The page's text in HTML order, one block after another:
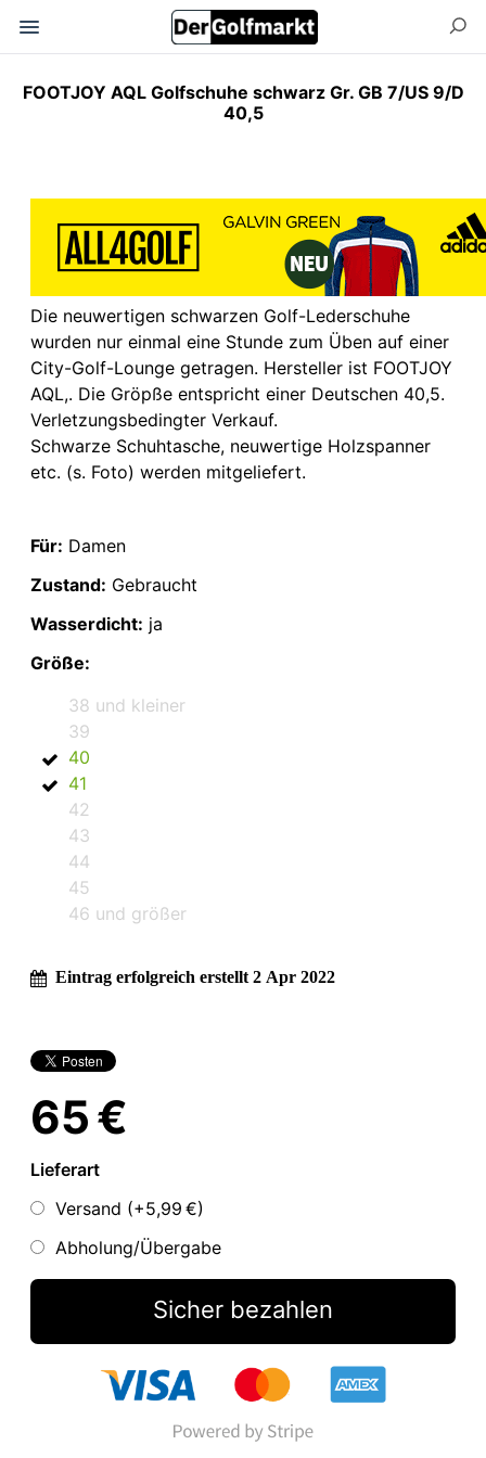
FOOTJOY AQL Golfschuhe schwarz Gr. GB 7/US 9/D
40,5
Die neuwertigen schwarzen Golf-Lederschuhe
wurden nur einmal eine Stunde zum Üben auf einer
City-Golf-Lounge getragen. Hersteller ist FOOTJOY
AQL,. Die Gröpße entspricht einer Deutschen 40,5.
Verletzungsbedingter Verkauf.
Schwarze Schuhtasche, neuwertige Holzspanner
etc. (s. Foto) werden mitgeliefert.
Für: Damen
Zustand: Gebraucht
Wasserdicht: ja
Größe:
38 und kleiner
39
40
41
42
43
44
45
46 und größer
Eintrag erfolgreich erstellt 2 Apr 2022
65 €
Lieferart
Versand (+5,99 €)
Abholung/Übergabe
Sicher bezahlen